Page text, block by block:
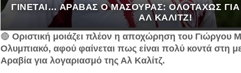
ΓΊΝΕΤΑΙ… ΆΡΑΒΑΣ Ο ΜΑΣΟΎΡΑΣ: ΟΛΟΤΑΧΏΣ
ΑΛ ΚΑΛΊΤΖ!
🔴 Οριστική μοιάζει πλέον η αποχώρηση του Γιώργου
Ολυμπιακό, αφού φαίνεται πως είναι πολύ κοντά στη
Αραβία για λογαριασμό της Αλ Καλίτζ.